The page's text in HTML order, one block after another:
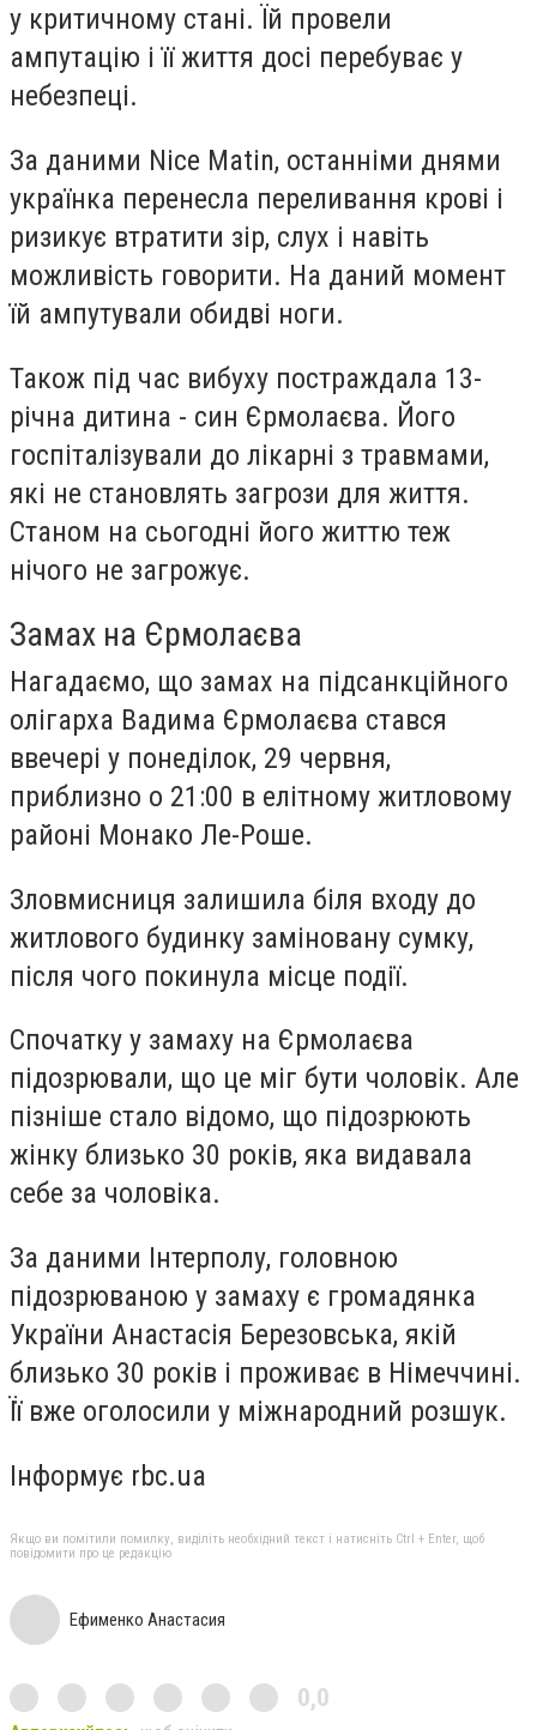
у критичному стані. Їй провели
ампутацію і її життя досі перебуває у
небезпеці.
За даними Nice Matin, останніми днями
українка перенесла переливання крові і
ризикує втратити зір, слух і навіть
можливість говорити. На даний момент
їй ампутували обидві ноги.
Також під час вибуху постраждала 13-
річна дитина - син Єрмолаєва. Його
госпіталізували до лікарні з травмами,
які не становлять загрози для життя.
Станом на сьогодні його життю теж
нічого не загрожує.
Замах на Єрмолаєва
Нагадаємо, що замах на підсанкційного
олігарха Вадима Єрмолаєва стався
ввечері у понеділок, 29 червня,
приблизно о 21:00 в елітному житловому
районі Монако Ле-Роше.
Зловмисниця залишила біля входу до
житлового будинку заміновану сумку,
після чого покинула місце події.
Спочатку у замаху на Єрмолаєва
підозрювали, що це міг бути чоловік. Але
пізніше стало відомо, що підозрюють
жінку близько 30 років, яка видавала
себе за чоловіка.
За даними Інтерполу, головною
підозрюваною у замаху є громадянка
України Анастасія Березовська, якій
близько 30 років і проживає в Німеччині.
Її вже оголосили у міжнародний розшук.
Інформує rbc.ua
Якщо ви помітили помилку, виділіть необхідний текст і натисніть Ctrl + Enter, щоб
повідомити про це редакцію
Ефименко Анастасия
0,0